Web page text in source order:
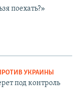
поехать?»
УКРАИНЫ
под контроль